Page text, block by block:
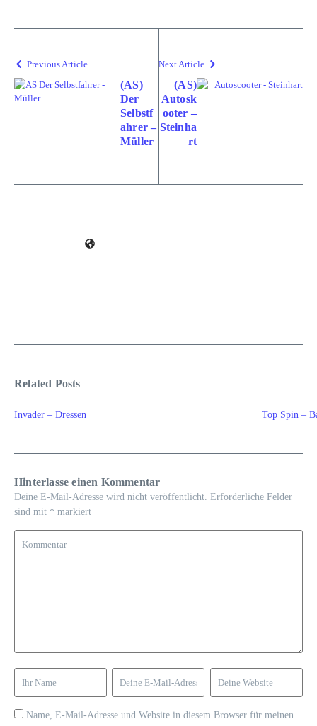
Previous Article
(AS)
Der
Selbstf
ahrer –
Müller
Next Article
(AS)
Autosk
ooter –
Steinha
rt
Related Posts
Invader – Dressen Top Spin –
Hinterlasse einen Kommentar
Deine E-Mail-Adresse wird nicht veröffentlicht. Erforderliche Felder
sind mit * markiert
Name, E-Mail-Adresse und Website in diesem Browser für meinen